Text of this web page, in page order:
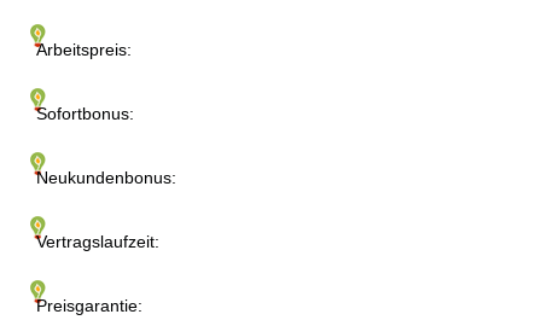
Arbeitspreis:
Sofortbonus:
Neukundenbonus:
Vertragslaufzeit:
Preisgarantie: